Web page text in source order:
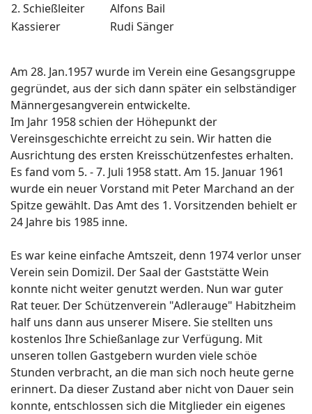
2. Schießleiter
Alfons Bail
Kassierer
Rudi Sänger
Am 28. Jan.1957 wurde im Verein eine Gesangsgruppe
gegründet, aus der sich dann später ein selbständiger
Männergesangverein entwickelte.
Im Jahr 1958 schien der Höhepunkt der
Vereinsgeschichte erreicht zu sein. Wir hatten die
Ausrichtung des ersten Kreisschützenfestes erhalten.
Es fand vom 5. - 7. Juli 1958 statt. Am 15. Januar 1961
wurde ein neuer Vorstand mit Peter Marchand an der
Spitze gewählt. Das Amt des 1. Vorsitzenden behielt er
24 Jahre bis 1985 inne.
Es war keine einfache Amtszeit, denn 1974 verlor unser
Verein sein Domizil. Der Saal der Gaststätte Wein
konnte nicht weiter genutzt werden. Nun war guter
Rat teuer. Der Schützenverein "Adlerauge" Habitzheim
half uns dann aus unserer Misere. Sie stellten uns
kostenlos Ihre Schießanlage zur Verfügung. Mit
unseren tollen Gastgebern wurden viele schöe
Stunden verbracht, an die man sich noch heute gerne
erinnert. Da dieser Zustand aber nicht von Dauer sein
konnte, entschlossen sich die Mitglieder ein eigenes